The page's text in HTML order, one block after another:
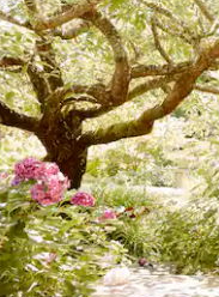
או החלקה.